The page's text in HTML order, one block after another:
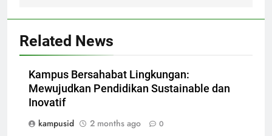
Related News
Kampus Bersahabat Lingkungan:
Mewujudkan Pendidikan Sustainable dan
Inovatif
kampusid
2 months ago 0